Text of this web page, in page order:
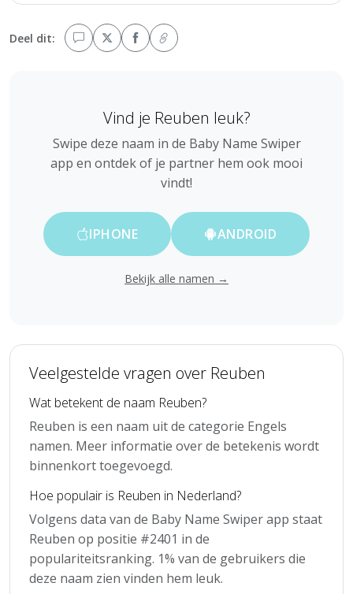
Deel dit:
Vind je Reuben leuk?
Swipe deze naam in de Baby Name Swiper
app en ontdek of je partner hem ook mooi
vindt!
IPHONE ANDROID
Bekijk alle namen →
Veelgestelde vragen over Reuben
Wat betekent de naam Reuben?
Reuben is een naam uit de categorie Engels
namen. Meer informatie over de betekenis wordt
binnenkort toegevoegd.
Hoe populair is Reuben in Nederland?
Volgens data van de Baby Name Swiper app staat
Reuben op positie #2401 in de
populariteitsranking. 1% van de gebruikers die
deze naam zien vinden hem leuk.